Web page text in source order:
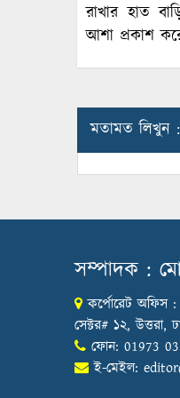
রাখার হাত
আশা প্রকাশ
মতামত লিখুন :
সম্পাদক :
কর্পোরেট অফিস
সেক্টর# ১২, উত্তরা,
ফোন: 01973
ই-মেইল: